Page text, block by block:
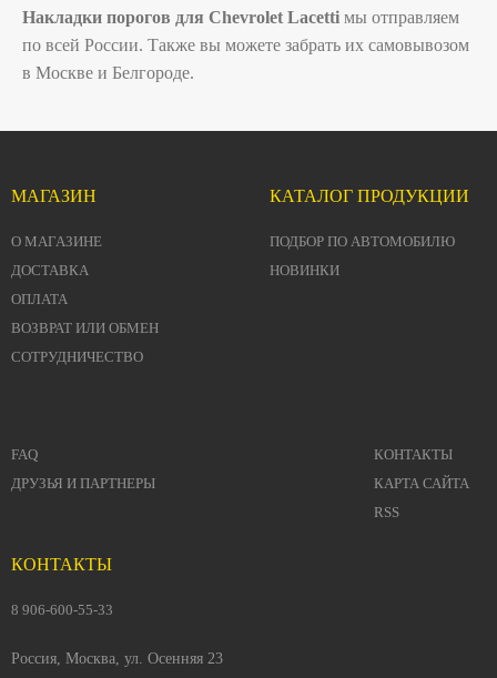
Накладки порогов для Chevrolet Lacetti мы отправляем
по всей России. Также вы можете забрать их самовывозом
в Москве и Белгороде.
МАГАЗИН
О МАГАЗИНЕ
ДОСТАВКА
ОПЛАТА
ВОЗВРАТ ИЛИ ОБМЕН
СОТРУДНИЧЕСТВО
КАТАЛОГ ПРОДУКЦИИ
ПОДБОР ПО АВТОМОБИЛЮ
НОВИНКИ
FAQ
ДРУЗЬЯ И ПАРТНЕРЫ
КОНТАКТЫ
КАРТА САЙТА
RSS
КОНТАКТЫ
8 906-600-55-33
Россия, Москва, ул. Осенняя 23